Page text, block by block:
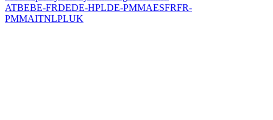
ATBEBE-FRDEDE-HPLDE-PMMAESFRFR-
PMMAITNLPLUK